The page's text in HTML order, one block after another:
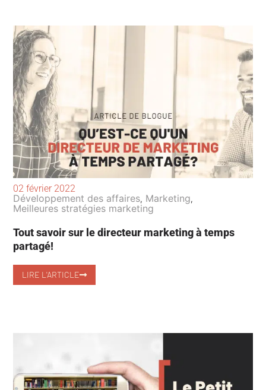
02 février 2022
Développement des affaires, Marketing,
Meilleures stratégies marketing
Tout savoir sur le directeur marketing à temps
partagé!
LIRE L'ARTICLE